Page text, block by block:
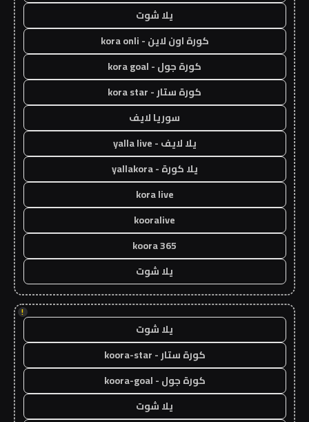
يلا شوت
كورة اون لاين - kora onli
كورة جول - kora goal
كورة ستار - kora star
سوريا لايف
يلا لايف - yalla live
يلا كورة - yallakora
kora live
kooralive
koora 365
يلا شوت
!
يلا شوت
كورة ستار - koora-star
كورة جول - koora-goal
يلا شوت